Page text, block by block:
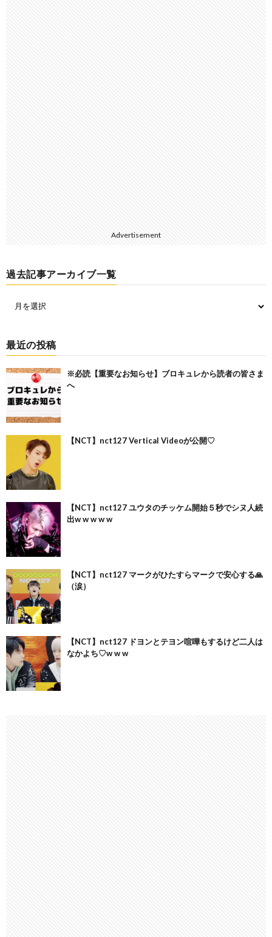
Advertisement
過去記事アーカイブ一覧
最近の投稿
※必読【重要なお知らせ】ブロキュレから読者の皆さま
へ
【NCT】nct127 Vertical Videoが公開♡
【NCT】nct127 ユウタのチッケム開始５秒でシヌ人続
出w w w w w
【NCT】nct127 マークがひたすらマークで安心する🙏
（涙）
【NCT】nct127 ドヨンとテヨン喧嘩もするけど二人は
なかよち♡w w w